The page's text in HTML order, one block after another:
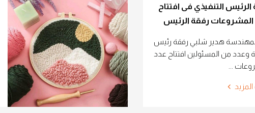
التنفيذي فى افتتاح
رفقة الرئيس
هدير شلبي رفقة رئيس
وعدد من المسئولين افتتاح عدد
...